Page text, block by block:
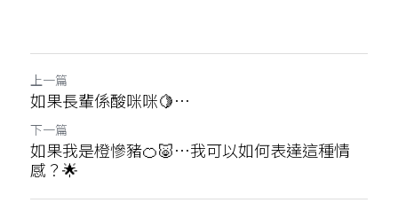
上一篇
如果長輩係酸咪咪🍋…
下一篇
如果我是橙慘豬🍊🐷…我可以如何表達這種情
感？🌟